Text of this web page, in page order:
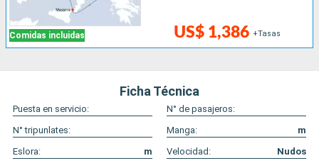
Comidas incluidas US$ 1,386 +Tasas
Ficha Técnica
Puesta en servicio:
N° de pasajeros:
N° tripunlates:
Manga:
m
Eslora:
m Velocidad: Nudos